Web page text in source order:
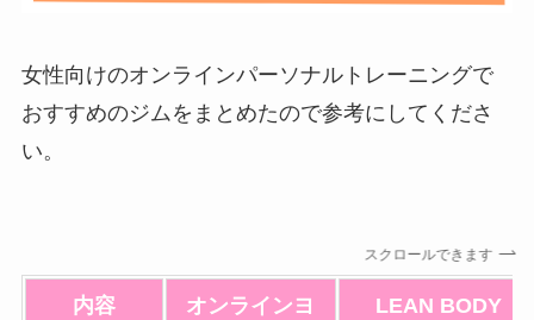
女性向けのオンラインパーソナルトレーニングで
おすすめのジムをまとめたので参考にしてくださ
い。
スクロールできます
内容 オンラインヨ LEAN BODY